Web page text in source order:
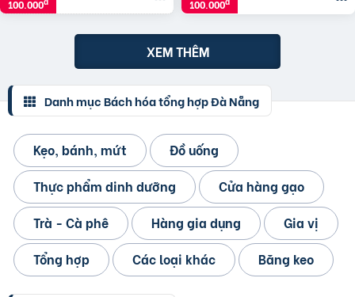
100.000 100.000
XEM THÊM
Danh mục Bách hóa tổng hợp Đà Nẵng
Kẹo, bánh, mứt
Đồ uống
Thực phẩm dinh dưỡng
Cửa hàng gạo
Trà - Cà phê
Hàng gia dụng
Gia vị
Tổng hợp
Các loại khác Băng keo